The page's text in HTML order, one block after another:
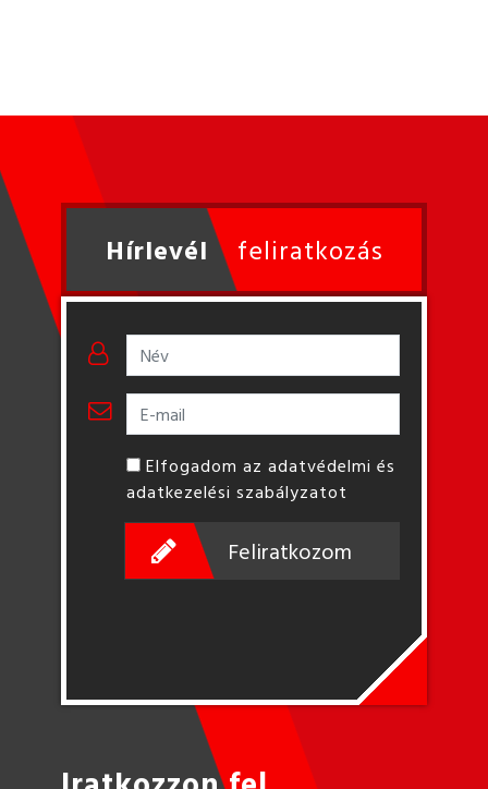
Hírlevél feliratkozás
Elfogadom az adatvédelmi és
adatkezelési szabályzatot
Feliratkozom